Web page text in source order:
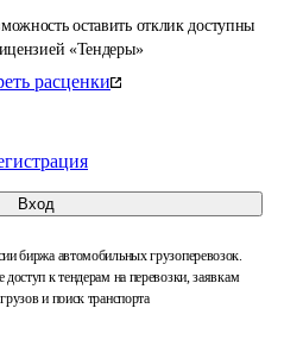
оставить отклик доступны
«Тендеры»
расценки
Вход
биржа автомобильных грузоперевозок.
доступ к тендерам на перевозки, заявкам
и поиск транспорта